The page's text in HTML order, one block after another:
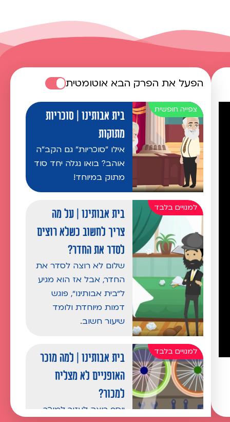
הפעל את הפרק הבא אוטומטית
בית אבותינו | סוכריות
מתוקות
אילו "סוכריות" גם הקב"ה
אוהב? בואו נגלה יחד סוד
מתוק במיוחד!
בית אבותינו | על מה
צריך לחשוב כשלא רוצים
לסדר את החדר?
שלום לא רוצה לסדר את
החדר, אבל אז הוא מגיע
ל״בית אבותינו״, פוגש
דמות מיוחדת ולומד
שיעור חשוב.
בית אבותינו | למה מוכר
האופניים לא מצליח
למכור?
יוסף רוצה לעזור למוכר